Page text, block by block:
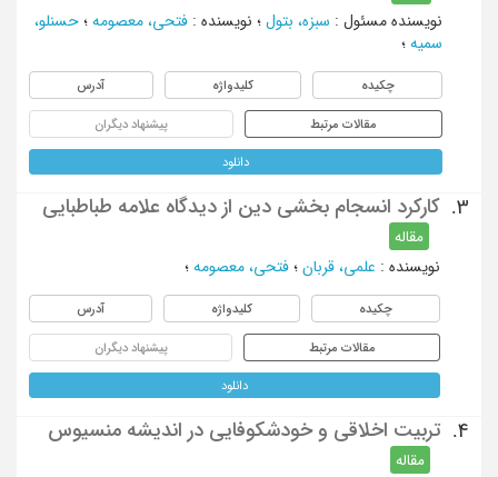
نویسنده مسئول : سبزه، بتول ؛ نویسنده : فتحی، معصومه ؛ حسنلو،
سمیه ؛
چکیده کلیدواژه آدرس
مقالات مرتبط پیشنهاد دیگران
دانلود
3. کارکرد انسجام بخشی دین از دیدگاه علامه طباطبایی
مقاله
نویسنده : علمی، قربان ؛ فتحی، معصومه ؛
چکیده کلیدواژه آدرس
مقالات مرتبط پیشنهاد دیگران
دانلود
4. تربیت اخلاقی و خودشکوفایی در اندیشه منسیوس‌
مقاله